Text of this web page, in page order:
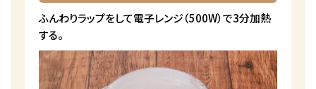
ふんわりラップをして電子レンジ（500W）で3分加熱
する。